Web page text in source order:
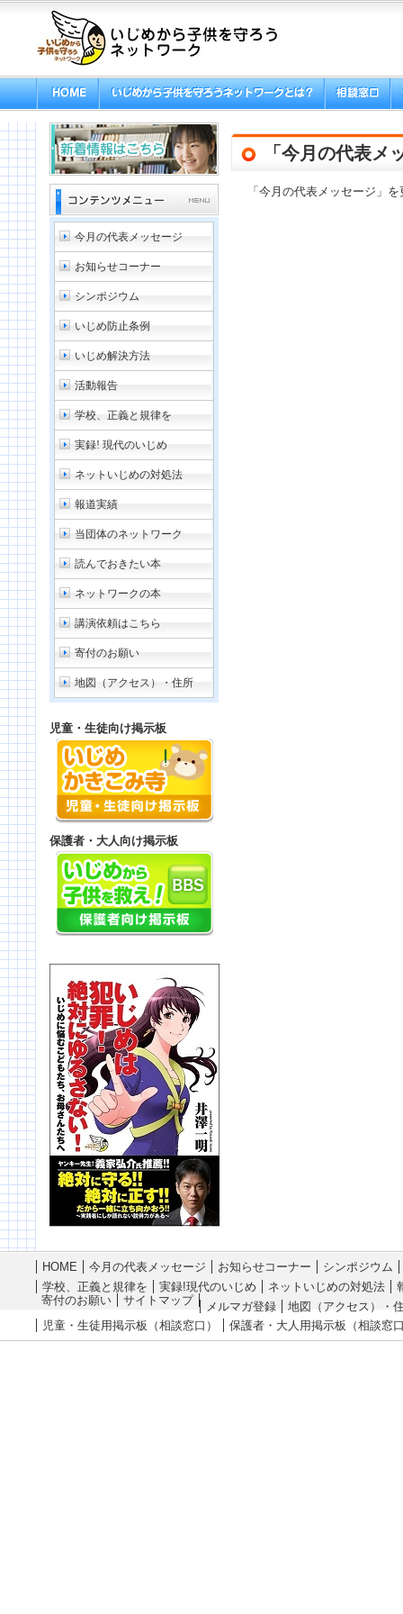
今月の代表メッセージ
お知らせコーナー
シンポジウム
いじめ防止条例
いじめ解決方法
活動報告
学校、正義と規律を
実録! 現代のいじめ
ネットいじめの対処法
報道実績
当団体のネットワーク
読んでおきたい本
ネットワークの本
講演依頼はこちら
寄付のお願い
地図（アクセス）・住所
児童・生徒向け掲示板
保護者・大人向け掲示板
「今月の代表メ
「今月の代表メッセージ」
HOME 今月の代表メッセージ お知らせコーナー
シンポジウム
学校、正義と規律を
実録!現代のいじめ ネットいじめの対処法
寄付のお願い
サイトマップ メルマガ登録
地図（アクセス）・
児童・生徒用掲示板（相談窓口）
保護者・大人用掲示板（相談窓